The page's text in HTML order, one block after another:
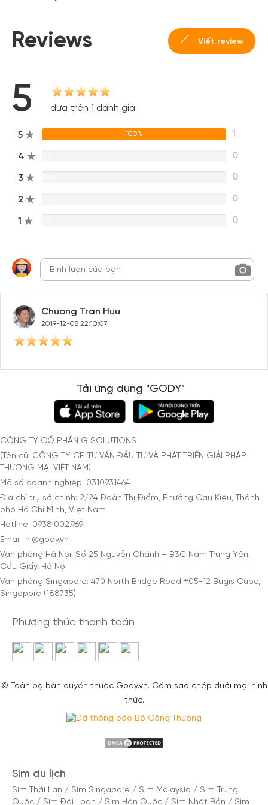
Reviews Viết review
5 dựa trên 1 đánh giá
5 100% 1
4 0
3 0
2 0
1 0
Chuong Tran Huu
2019-12-08 22:10:07
Tải ứng dụng "GODY"
CÔNG TY CỔ PHẦN G SOLUTIONS
(Tên cũ: CÔNG TY CP TƯ VẤN ĐẦU TƯ VÀ PHÁT TRIỂN GIẢI PHÁP
THƯƠNG MẠI VIỆT NAM)
Mã số doanh nghiệp: 0310931464
Địa chỉ trụ sở chính: 2/24 Đoàn Thị Điểm, Phường Cầu Kiệu, Thành
phố Hồ Chí Minh, Việt Nam
Hotline: 0938.002.969
Email: hi@gody.vn
Văn phòng Hà Nội: Số 25 Nguyễn Chánh – B3C Nam Trung Yên,
Cầu Giấy, Hà Nội
Văn phòng Singapore: 470 North Bridge Road #05-12 Bugis Cube,
Singapore (188735)
Phương thức thanh toán
© Toàn bộ bản quyền thuộc Gody.vn. Cấm sao chép dưới mọi hình
thức.
Sim du lịch
Sim Thái Lan / Sim Singapore / Sim Malaysia / Sim Trung
Quốc / Sim Đài Loan / Sim Hàn Quốc / Sim Nhật Bản / Sim
Hoặc đăng nhập bằng